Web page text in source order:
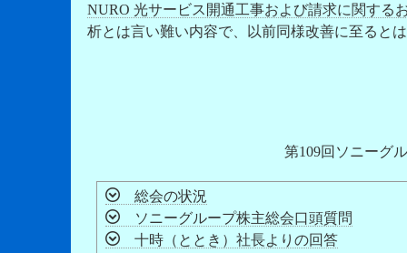
NURO 光サービス開通工事および請求に関する
析とは言い難い内容で、以前同様改善に至ると
第109回ソニーグ
総会の状況
ソニーグループ株主総会口頭質問
十時（ととき）社長よりの回答